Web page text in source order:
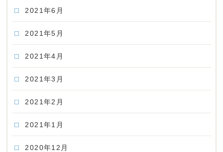
2021年6月
2021年5月
2021年4月
2021年3月
2021年2月
2021年1月
2020年12月